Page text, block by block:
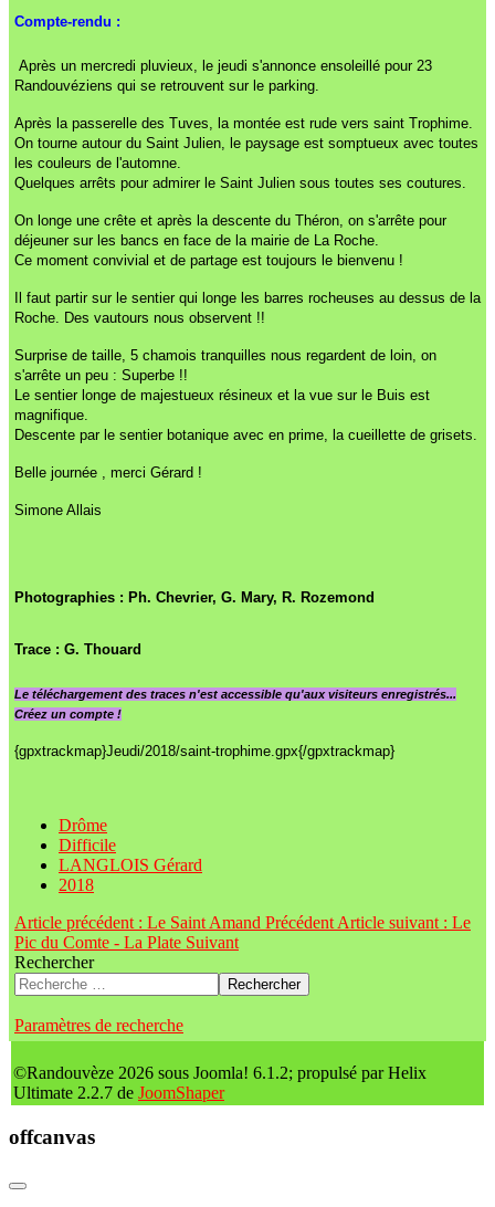
Compte-rendu :
Après un mercredi pluvieux, le jeudi s'annonce ensoleillé pour 23
Randouvéziens qui se retrouvent sur le parking.
Après la passerelle des Tuves, la montée est rude vers saint Trophime.
On tourne autour du Saint Julien, le paysage est somptueux avec toutes
les couleurs de l'automne.
Quelques arrêts pour admirer le Saint Julien sous toutes ses coutures.
On longe une crête et après la descente du Théron, on s'arrête pour
déjeuner sur les bancs en face de la mairie de La Roche.
Ce moment convivial et de partage est toujours le bienvenu !
Il faut partir sur le sentier qui longe les barres rocheuses au dessus de la
Roche. Des vautours nous observent !!
Surprise de taille, 5 chamois tranquilles nous regardent de loin, on
s'arrête un peu : Superbe !!
Le sentier longe de majestueux résineux et la vue sur le Buis est
magnifique.
Descente par le sentier botanique avec en prime, la cueillette de grisets.
Belle journée , merci Gérard !
Simone Allais
Photographies : Ph. Chevrier, G. Mary, R. Rozemond
Trace : G. Thouard
Le téléchargement des traces n'est accessible qu'aux visiteurs enregistrés...
Créez un compte !
{gpxtrackmap}Jeudi/2018/saint-trophime.gpx{/gpxtrackmap}
Drôme
Difficile
LANGLOIS Gérard
2018
Article précédent : Le Saint Amand Précédent Article suivant : Le
Pic du Comte - La Plate Suivant
Rechercher
Rechercher
Paramètres de recherche
©Randouvèze 2026 sous Joomla! 6.1.2; propulsé par Helix
Ultimate 2.2.7 de JoomShaper
offcanvas